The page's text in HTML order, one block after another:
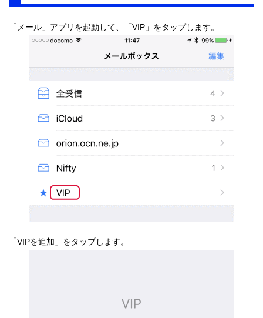
「メール」アプリを起動して、「VIP」をタップします。
「VIPを追加」をタップします。